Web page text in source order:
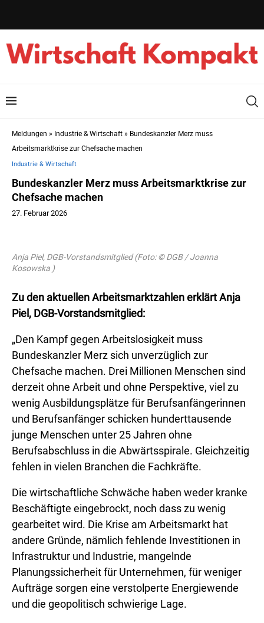
Meldungen » Industrie & Wirtschaft » Bundeskanzler Merz muss
Arbeitsmarktkrise zur Chefsache machen
Industrie & Wirtschaft
Bundeskanzler Merz muss Arbeitsmarktkrise zur
Chefsache machen
27. Februar 2026
Anja Piel, DGB-Vorstandsmitglied (Foto: © DGB / Joanna
Kosowska )
Zu den aktuellen Arbeitsmarktzahlen erklärt Anja
Piel, DGB-Vorstandsmitglied:
„Den Kampf gegen Arbeitslosigkeit muss
Bundeskanzler Merz sich unverzüglich zur
Chefsache machen. Drei Millionen Menschen sind
derzeit ohne Arbeit und ohne Perspektive, viel zu
wenig Ausbildungsplätze für Berufsanfängerinnen
und Berufsanfänger schicken hunderttausende
junge Menschen unter 25 Jahren ohne
Berufsabschluss in die Abwärtsspirale. Gleichzeitig
fehlen in vielen Branchen die Fachkräfte.
Die wirtschaftliche Schwäche haben weder kranke
Beschäftigte eingebrockt, noch dass zu wenig
gearbeitet wird. Die Krise am Arbeitsmarkt hat
andere Gründe, nämlich fehlende Investitionen in
Infrastruktur und Industrie, mangelnde
Planungssicherheit für Unternehmen, für weniger
Aufträge sorgen eine verstolperte Energiewende
und die geopolitisch schwierige Lage.